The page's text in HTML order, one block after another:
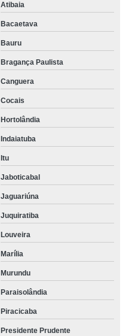
Atibaia
Bacaetava
Bauru
Bragança Paulista
Canguera
Cocais
Hortolândia
Indaiatuba
Itu
Jaboticabal
Jaguariúna
Juquiratiba
Louveira
Marília
Murundu
Paraisolândia
Piracicaba
Presidente Prudente